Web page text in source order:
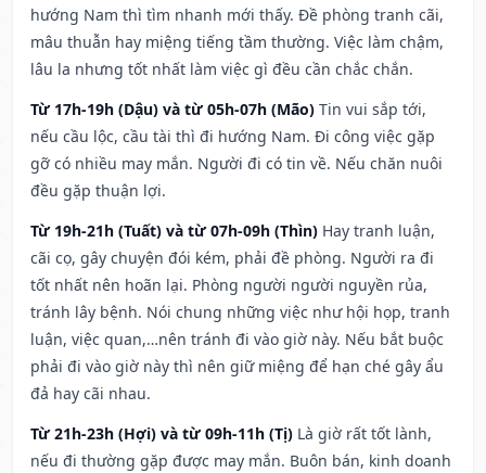
hướng Nam thì tìm nhanh mới thấy. Đề phòng tranh cãi,
mâu thuẫn hay miệng tiếng tầm thường. Việc làm chậm,
lâu la nhưng tốt nhất làm việc gì đều cần chắc chắn.
Từ 17h-19h (Dậu) và từ 05h-07h (Mão) Tin vui sắp tới,
nếu cầu lộc, cầu tài thì đi hướng Nam. Đi công việc gặp
gỡ có nhiều may mắn. Người đi có tin về. Nếu chăn nuôi
đều gặp thuận lợi.
Từ 19h-21h (Tuất) và từ 07h-09h (Thìn) Hay tranh luận,
cãi cọ, gây chuyện đói kém, phải đề phòng. Người ra đi
tốt nhất nên hoãn lại. Phòng người người nguyền rủa,
tránh lây bệnh. Nói chung những việc như hội họp, tranh
luận, việc quan,…nên tránh đi vào giờ này. Nếu bắt buộc
phải đi vào giờ này thì nên giữ miệng để hạn ché gây ẩu
đả hay cãi nhau.
Từ 21h-23h (Hợi) và từ 09h-11h (Tị) Là giờ rất tốt lành,
nếu đi thường gặp được may mắn. Buôn bán, kinh doanh